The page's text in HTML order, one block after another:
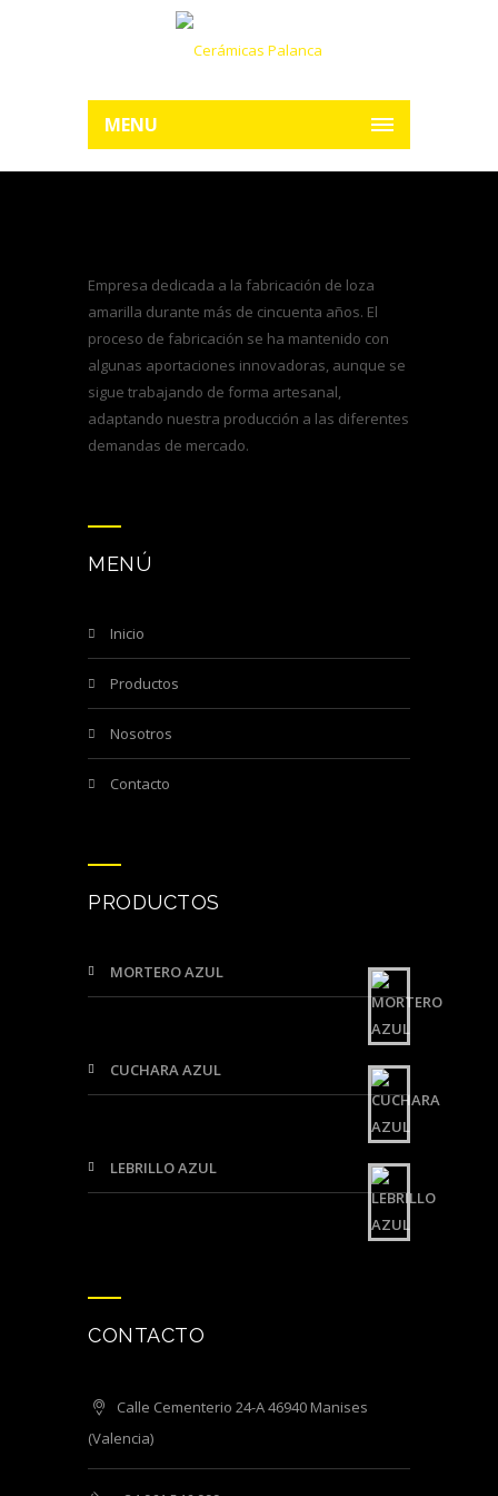
MENU
Empresa dedicada a la fabricación de loza
amarilla durante más de cincuenta años. El
proceso de fabricación se ha mantenido con
algunas aportaciones innovadoras, aunque se
sigue trabajando de forma artesanal,
adaptando nuestra producción a las diferentes
demandas de mercado.
MENÚ
inicio
productos
nosotros
contacto
PRODUCTOS
MORTERO AZUL
CUCHARA AZUL
LEBRILLO AZUL
CONTACTO
Calle Cementerio 24-A 46940 Manises
(Valencia)